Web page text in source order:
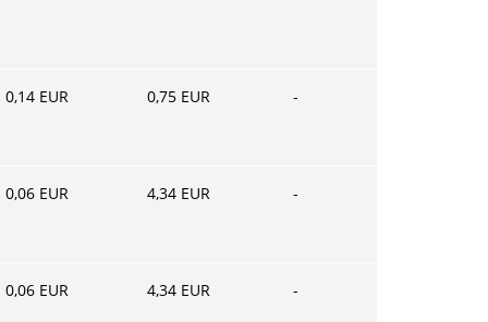
0,14 EUR 0,75 EUR -
0,06 EUR 4,34 EUR -
0,06 EUR 4,34 EUR -